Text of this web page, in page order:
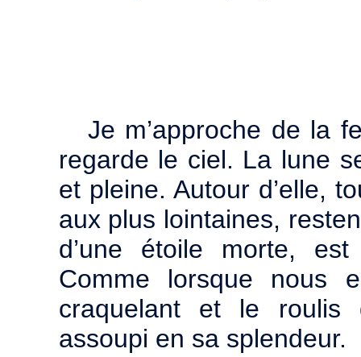
Je m’approche de la
regarde le ciel. La lune
et pleine. Autour d’elle,
aux plus lointaines,
d’une étoile morte, est
Comme lorsque nous
craquelant et le roulis
assoupi en sa splendeur.